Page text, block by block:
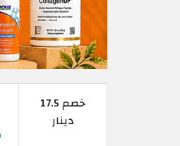
خصم 17.5
دينار